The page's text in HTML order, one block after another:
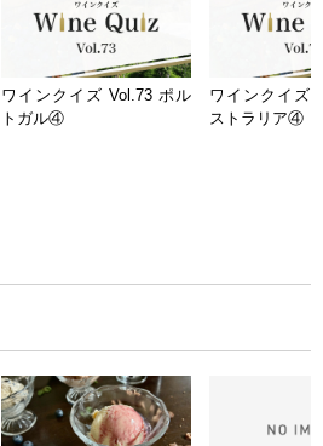
ワインクイズ Vol.73 ポル
トガル④
ワインクイズ
ストラリア④